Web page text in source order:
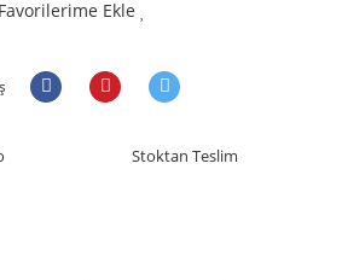
Favorilerime Ekle
Stoktan Teslim